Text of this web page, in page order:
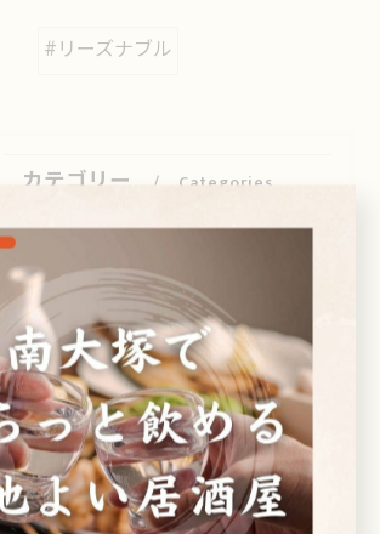
#リーズナブル
カテゴリー Categories
日本酒
ビール
焼酎
刺身
ドリンク